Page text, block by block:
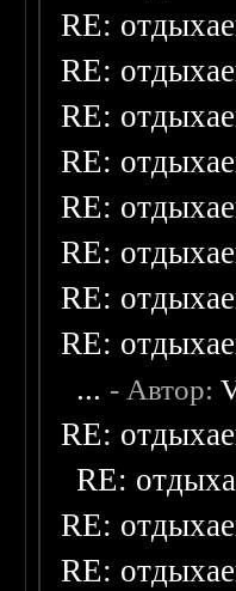
RE:
RE:
RE:
RE:
RE:
RE:
RE:
RE:
... - Автор:
RE:
RE:
RE:
RE: